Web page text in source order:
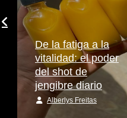
De la fatiga a la
vitalidad: el poder
del shot de
jengibre diario
Alberlys Freitas